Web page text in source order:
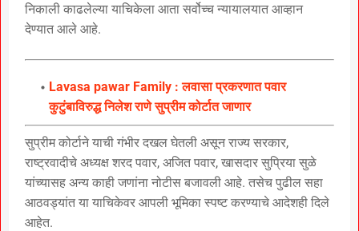
निकाली काढलेल्या याचिकेला आता सर्वोच्च न्यायालयात आव्हान
देण्यात आले आहे.
Lavasa pawar Family : लवासा प्रकरणात पवार
कुटुंबाविरुद्ध निलेश राणे सुप्रीम कोर्टात जाणार
सुप्रीम कोर्टाने याची गंभीर दखल घेतली असून राज्य सरकार,
राष्ट्रवादीचे अध्यक्ष शरद पवार, अजित पवार, खासदार सुप्रिया सुळे
यांच्यासह अन्य काही जणांना नोटीस बजावली आहे. तसेच पुढील सहा
आठवड्यांत या याचिकेवर आपली भूमिका स्पष्ट करण्याचे आदेशही दिले
आहेत.